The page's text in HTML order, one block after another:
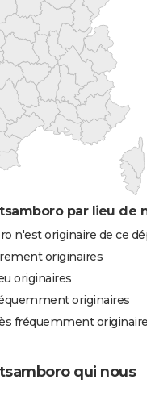
par lieu de
n'est originaire de ce
originaires
originaires
originaires
fréquemment originaires
qui nous